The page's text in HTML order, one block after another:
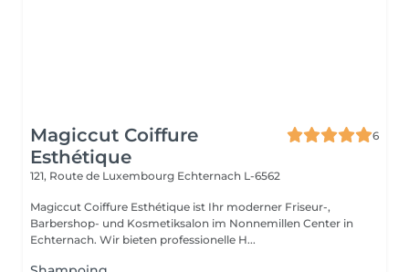
Magiccut Coiffure
Esthétique
6
121, Route de Luxembourg Echternach L-6562
Magiccut Coiffure Esthétique ist Ihr moderner Friseur-,
Barbershop- und Kosmetiksalon im Nonnemillen Center in
Echternach. Wir bieten professionelle H...